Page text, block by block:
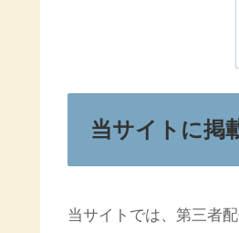
当サイトに掲
当サイトでは、第三者